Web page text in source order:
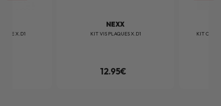
X.D1
NEXX
KIT VIS PLAQUES X.D1
12.95€
KIT